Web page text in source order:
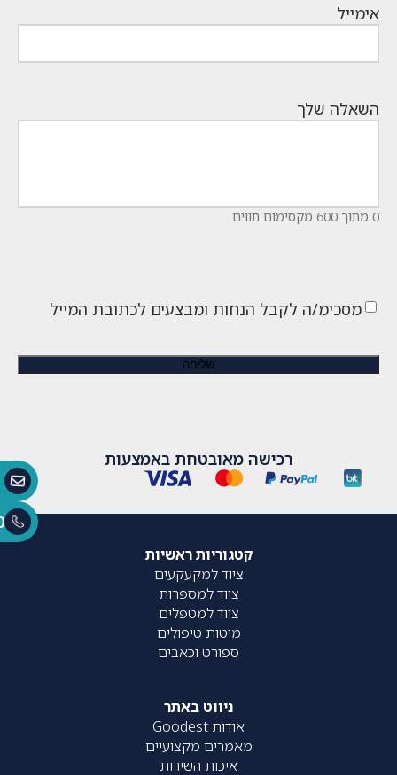
אימייל
השאלה שלך
0 מתוך 600 מקסימום תווים
מסכימ/ה לקבל הנחות ומבצעים לכתובת המייל
רכישה מאובטחת באמצעות
קטגוריות ראשיות
ציוד למקעקעים
ציוד למספרות
ציוד למטפלים
מיטות טיפולים
ספורט וכאבים
ניווט באתר
אודות Goodest
מאמרים מקצועיים
איכות השירות